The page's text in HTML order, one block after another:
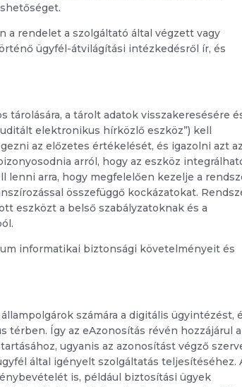
a rendelet a szolgáltató által végzett vagy
ügyfél-átvilágítási intézkedésről ír, és
tárolására, a tárolt adatok visszakeresésére
elektronikus hírközlő eszköz”) kell
az előzetes értékelését, és igazolni azt az
arról, hogy az eszköz
arra, hogy megfelelően kezelje a
összefüggő kockázatokat.
eszközt a belső szabályzatoknak és a
informatikai biztonsági követelményeit és
számára a digitális ügyintézést,
Így az eAzonosítás révén hozzájárul a
ugyanis az azonosítást végző
által igényelt szolgáltatás teljesítéséhez.
is, például biztosítási ügyek